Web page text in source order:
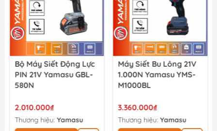
Bộ Máy Siết Động Lực
PIN 21V Yamasu GBL-
580N
2.010.000₫
Thương hiệu: Yamasu
Máy Siết Bu Lông 21V
1.000N Yamasu YMS-
M1000BL
3.360.000₫
Thương hiệu:Yamasu